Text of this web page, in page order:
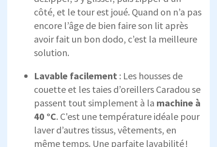
côté, et le tour est joué. Quand on n’a pas
encore l’âge de bien faire son lit après
avoir fait un bon dodo, c’est la meilleure
solution.
Lavable facilement : Les housses de
couette et les taies d’oreillers Caradou se
passent tout simplement à la machine à
40 °C. C'est une température idéale pour
laver d’autres tissus, vêtements, en
même temps. Une parfaite lavabilité !